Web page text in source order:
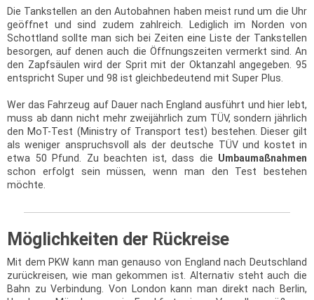
Die Tankstellen an den Autobahnen haben meist rund um die Uhr
geöffnet und sind zudem zahlreich. Lediglich im Norden von
Schottland sollte man sich bei Zeiten eine Liste der Tankstellen
besorgen, auf denen auch die Öffnungszeiten vermerkt sind. An
den Zapfsäulen wird der Sprit mit der Oktanzahl angegeben. 95
entspricht Super und 98 ist gleichbedeutend mit Super Plus.
Wer das Fahrzeug auf Dauer nach England ausführt und hier lebt,
muss ab dann nicht mehr zweijährlich zum TÜV, sondern jährlich
den MoT-Test (Ministry of Transport test) bestehen. Dieser gilt
als weniger anspruchsvoll als der deutsche TÜV und kostet in
etwa 50 Pfund. Zu beachten ist, dass die Umbaumaßnahmen
schon erfolgt sein müssen, wenn man den Test bestehen
möchte.
Möglichkeiten der Rückreise
Mit dem PKW kann man genauso von England nach Deutschland
zurückreisen, wie man gekommen ist. Alternativ steht auch die
Bahn zu Verbindung. Von London kann man direkt nach Berlin,